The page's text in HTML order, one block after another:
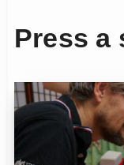
Press a